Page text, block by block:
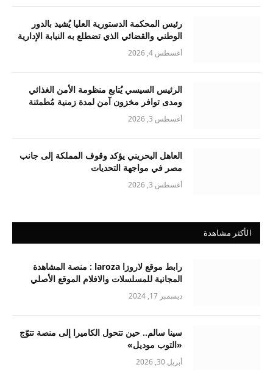
رئيس المحكمة الدستورية العليا يُشيد بالدور
الوطني والقضائي الذي تضطلع به النيابة الإدارية
أغسطس 4, 2026
الرئيس السيسي يُتابع منظومة الأمن الغذائي
ومدى توافر مخزون آمن لمدة زمنية مُطمئنة
أغسطس 3, 2026
العاهل البحريني يؤكد وقوف المملكة إلى جانب
مصر في مواجهة التحديات
أغسطس 3, 2026
الأكثر مشاهدة
رابط موقع لاروزا laroza : منصة المشاهدة
المجانية للمسلسلات والافلام الموقع الأصلي
ديسمبر 17, 2024
سينا سالم.. حين تتحول الكاميرا إلى منصة تتوّج
«التوب موديل»
أبريل 30, 2026